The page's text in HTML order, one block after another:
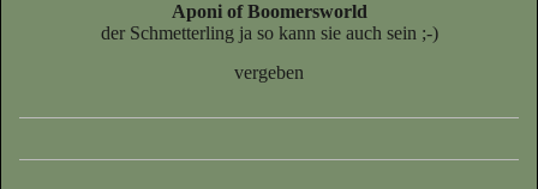
Aponi of Boomersworld
der Schmetterling ja so kann sie auch sein ;-)
vergeben